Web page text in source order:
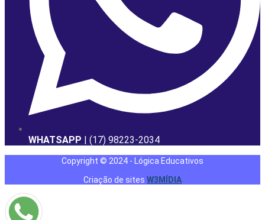
WHATSAPP | (17) 98223-2034
Copyright © 2024 - Lógica Educativos
Criação de sites W3MÍDIA